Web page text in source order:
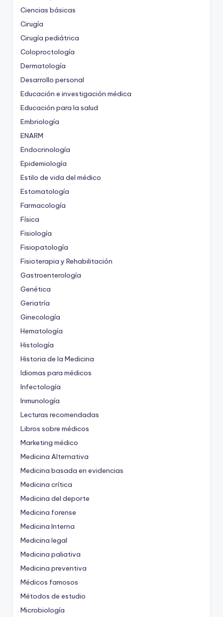
Ciencias básicas
Cirugía
Cirugía pediátrica
Coloproctología
Dermatología
Desarrollo personal
Educación e investigación médica
Educación para la salud
Embriología
ENARM
Endocrinología
Epidemiología
Estilo de vida del médico
Estomatología
Farmacología
Física
Fisiología
Fisiopatología
Fisioterapia y Rehabilitación
Gastroenterología
Genética
Geriatría
Ginecología
Hematología
Histología
Historia de la Medicina
Idiomas para médicos
Infectología
Inmunología
Lecturas recomendadas
Libros sobre médicos
Marketing médico
Medicina Alternativa
Medicina basada en evidencias
Medicina crítica
Medicina del deporte
Medicina forense
Medicina Interna
Medicina legal
Medicina paliativa
Medicina preventiva
Médicos famosos
Métodos de estudio
Microbiología